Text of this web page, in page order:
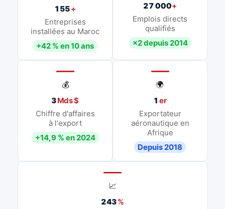
155+
Entreprises
installées au Maroc
+42 % en 10 ans
27 000+
Emplois directs
qualifiés
×2 depuis 2014
💰
3Mds $
Chiffre d'affaires
à l'export
+14,9 % en 2024
🌍
1 er
Exportateur
aéronautique en
Afrique
Depuis 2018
📈
243%